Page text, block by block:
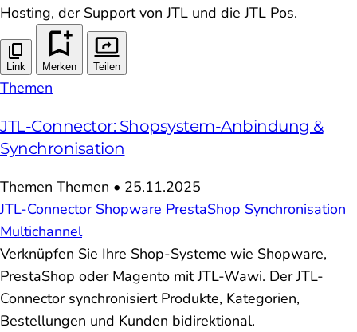
Hosting, der Support von JTL und die JTL Pos.
Link Merken Teilen
Themen
JTL-Connector: Shopsystem-Anbindung &
Synchronisation
Themen Themen • 25.11.2025
JTL-Connector Shopware PrestaShop Synchronisation
Multichannel
Verknüpfen Sie Ihre Shop-Systeme wie Shopware,
PrestaShop oder Magento mit JTL-Wawi. Der JTL-
Connector synchronisiert Produkte, Kategorien,
Bestellungen und Kunden bidirektional.